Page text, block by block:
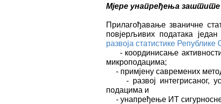
Мјере унапређења
Прилагођавање званичне
повјерљивих података
развоја статистике Републике
- координисање активности
микроподацима;
- примјену савремених
- развој интегрисаног,
подацима и
- унапређење ИТ